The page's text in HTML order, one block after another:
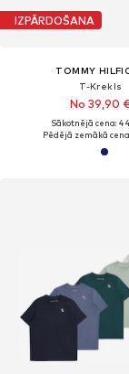
IZPĀRDOŠANA
TOMMY
T-Krekls
No 39,90
Sākotnējā cena:
Pēdējā zemākā